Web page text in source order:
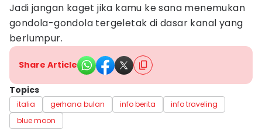
Jadi jangan kaget jika kamu ke sana menemukan
gondola-gondola tergeletak di dasar kanal yang
berlumpur.
Share Article
Topics
italia gerhana bulan info berita
info traveling
blue moon